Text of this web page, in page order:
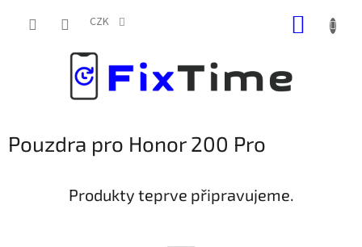
CZK
Pouzdra pro Honor 200 Pro
Produkty teprve připravujeme.